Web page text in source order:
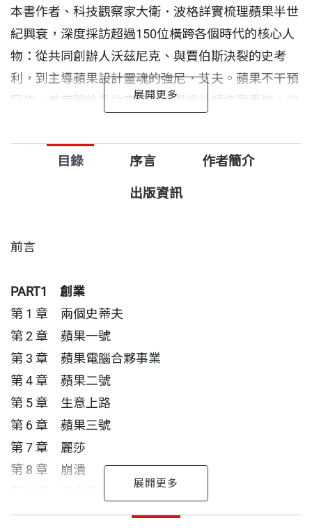
本書作者、科技觀察家大衛．波格詳實梳理蘋果半世
紀興衰，深度採訪超過150位橫跨各個時代的核心人
物：從共同創辦人沃茲尼克、與賈伯斯決裂的史考
利，到主導蘋果設計靈魂的強尼．艾夫。蘋果不干預
寫作，首度開放多位高階主管與設計師接受專訪。波
從兩個人、一間車庫的魯莽創業，演變成觸及全球超
過22億人的商業帝國。
為什麼有些公司創造產品，蘋果卻能「定義世界」？
本書完整呈現賈伯斯「追求極致」的靈魂，與庫克
「願景化為獲利」的執行力如何完美接力。蘋果的偉
大，不僅在於創造彩色電腦、iPhone與App Store等
劃時代產品，更在於有勇氣面對失敗，並從中提煉出
更強大的創新動能。
透過這部最權威的蘋果企業史，我們將看見科技如何
釋放每個人內在的創造能量，讓改變世界不再是少數
人的特權。
你知道不少蘋果的故事，
目錄 序言 作者簡介
出版資訊
前言
PART1
創業
第 1 章 兩個史蒂夫
第 2 章 蘋果一號
第 3 章 蘋果電腦合夥事業
第 4 章 蘋果二號
第 5 章 生意上路
第 6 章 蘋果三號
第 7 章 麗莎
第 8 章 崩潰
第 10 章 史考利